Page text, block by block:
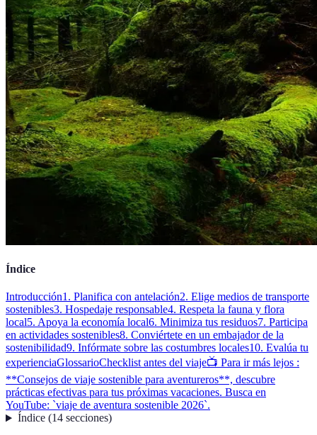
Índice
Introducción1. Planifica con antelación2. Elige medios de transporte
sostenibles3. Hospedaje responsable4. Respeta la fauna y flora
local5. Apoya la economía local6. Minimiza tus residuos7. Participa
en actividades sostenibles8. Conviértete en un embajador de la
sostenibilidad9. Infórmate sobre las costumbres locales10. Evalúa tu
experienciaGlossarioChecklist antes del viaje📺 Para ir más lejos :
**Consejos de viaje sostenible para aventureros**, descubre
prácticas efectivas para tus próximas vacaciones. Busca en
YouTube: `viaje de aventura sostenible 2026`.
Índice(14 secciones)